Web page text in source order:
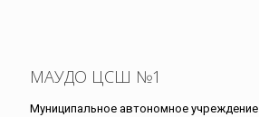
МАУДО ЦСШ №1
Муниципальное автономное